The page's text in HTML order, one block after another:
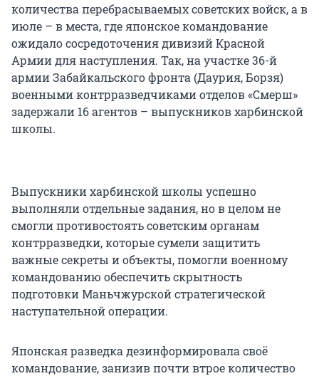
количества перебрасываемых советских войск, а в
июле – в места, где японское командование
ожидало сосредоточения дивизий Красной
Армии для наступления. Так, на участке 36-й
армии Забайкальского фронта (Даурия, Борзя)
военными контрразведчиками отделов «Смерш»
задержали 16 агентов – выпускников харбинской
школы.
Выпускники харбинской школы успешно
выполняли отдельные задания, но в целом не
смогли противостоять советским органам
контрразведки, которые сумели защитить
важные секреты и объекты, помогли военному
командованию обеспечить скрытность
подготовки Маньчжурской стратегической
наступательной операции.
Японская разведка дезинформировала своё
командование, занизив почти втрое количество